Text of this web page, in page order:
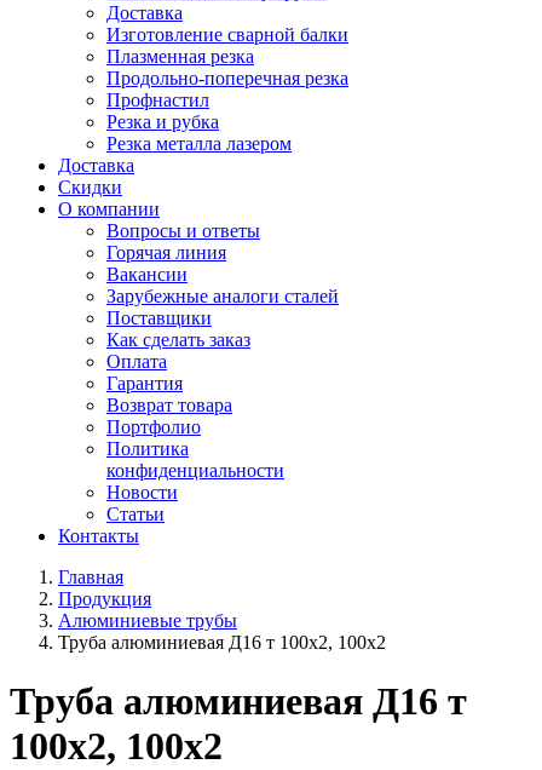
Доставка
Изготовление сварной балки
Плазменная резка
Продольно-поперечная резка
Профнастил
Резка и рубка
Резка металла лазером
Доставка
Скидки
О компании
Вопросы и ответы
Горячая линия
Вакансии
Зарубежные аналоги сталей
Поставщики
Как сделать заказ
Оплата
Гарантия
Возврат товара
Портфолио
Политика
конфиденциальности
Новости
Статьи
Контакты
Главная
Продукция
Алюминиевые трубы
Труба алюминиевая Д16 т 100х2, 100х2
Труба алюминиевая Д16 т
100х2, 100х2